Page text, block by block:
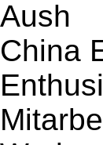
Aush
China